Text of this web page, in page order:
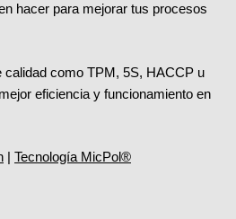
hacer para mejorar tus procesos
como TPM, 5S, HACCP u
eficiencia y funcionamiento en
| Tecnología MicPol®